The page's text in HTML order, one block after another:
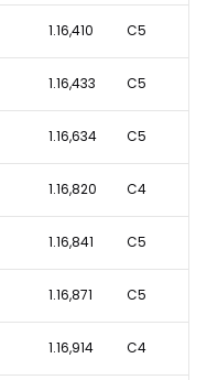
1.16,410 C5
1.16,433 C5
1.16,634 C5
1.16,820 C4
1.16,841 C5
1.16,871 C5
1.16,914 C4